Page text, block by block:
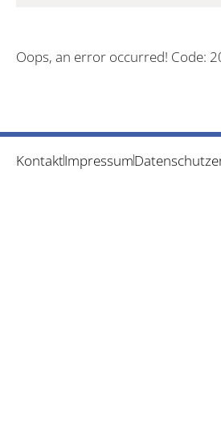
Oops, an error occurred! Code:
KontaktImpressum